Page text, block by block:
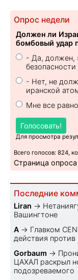
Опрос недели
Должен ли
бомбовый удар
- Да, должен,
- Нет, не
иранской
Мне все равно
Голосовать!
Для просмотра
Всего голосов: 824,
Страница опроса
Последние
Liran →
Вашингтоне
A → Главком
действия против
Gorbaum →
ЦАХАЛ раскрыл
подозреваемого